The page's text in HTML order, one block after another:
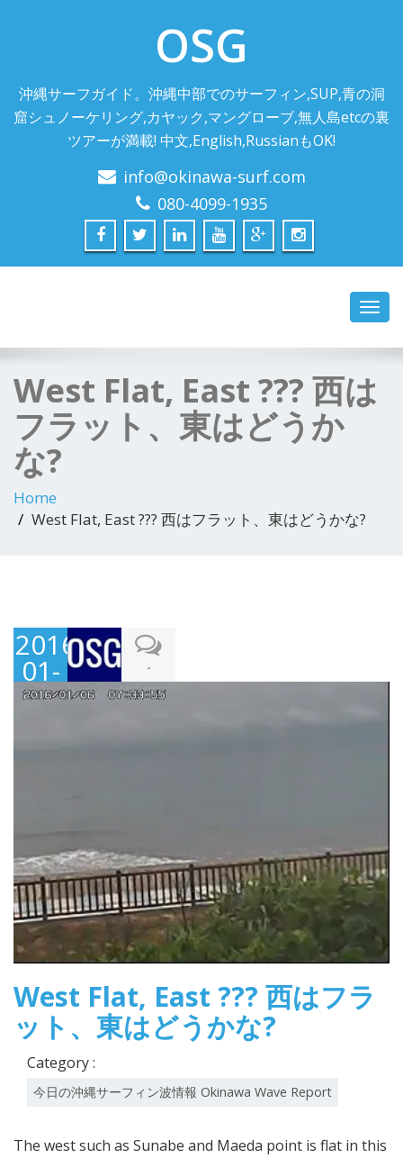
OSG
沖縄サーフガイド。沖縄中部でのサーフィン,SUP,青の洞
窟シュノーケリング,カヤック,マングローブ,無人島etcの裏
ツアーが満載! 中文,English,RussianもOK!
info@okinawa-surf.com
080-4099-1935
West Flat, East ??? 西は
フラット、東はどうか
な?
Home
West Flat, East ??? 西はフラット、東はどうかな?
2016-
01-
06
-
West Flat, East ??? 西はフラ
ット、東はどうかな?
Category :
今日の沖縄サーフィン波情報 Okinawa Wave Report
The west such as Sunabe and Maeda point is flat in this